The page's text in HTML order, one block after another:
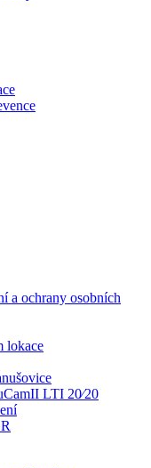
a ochrany osobních
lokace
LTI 20⁄20